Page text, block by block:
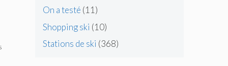
On a testé (11)
Shopping ski (10)
Stations de ski (368)